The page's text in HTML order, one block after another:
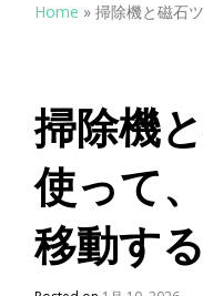
Home »掃除機と磁石
掃除機
使って
移動する